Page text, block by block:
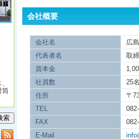
筒
会社概要
会社名
広
代表者名
取
資本金
社員数
25
住所
〒
TEL
FAX
E-Mail